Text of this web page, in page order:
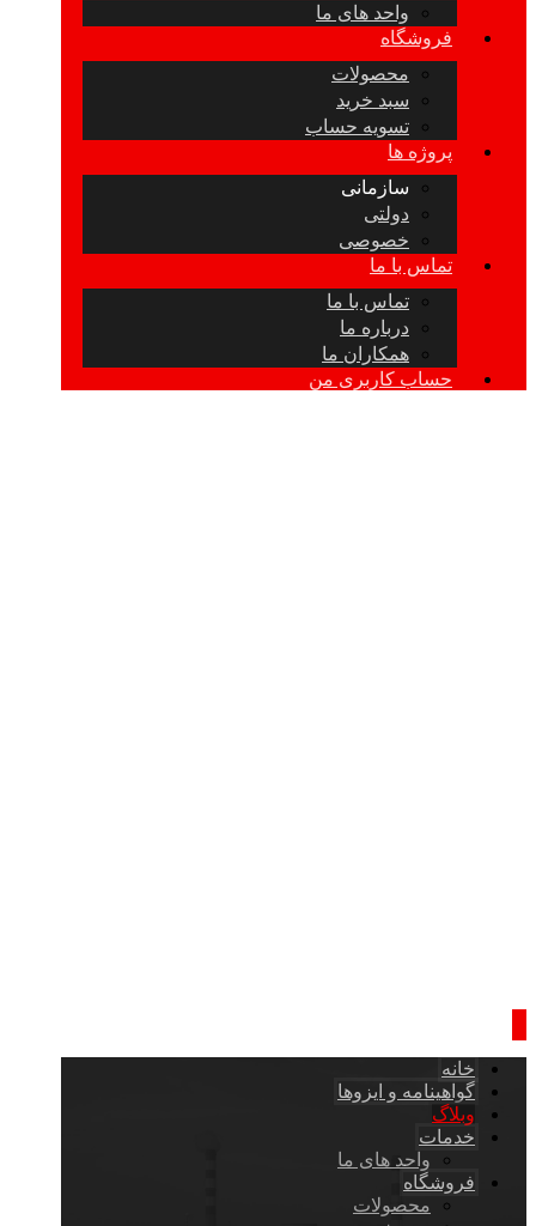
واحد های ما
فروشگاه
محصولات
سبد خرید
تسویه حساب
پروژه ها
سازمانی
دولتی
خصوصی
تماس با ما
تماس با ما
درباره ما
همکاران ما
حساب کاربری من
خانه
گواهینامه و ایزوها
وبلاگ
خدمات
واحد های ما
فروشگاه
محصولات